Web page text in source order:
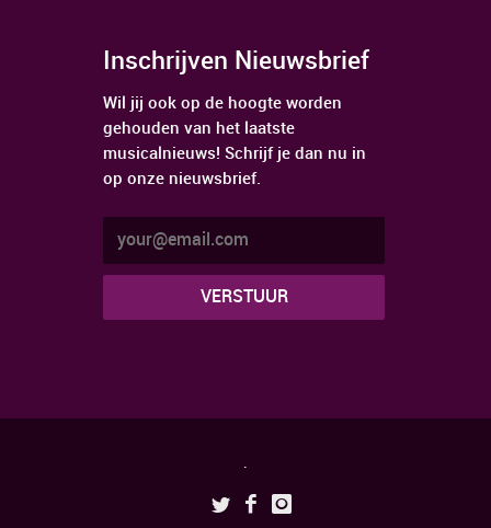
Inschrijven Nieuwsbrief
Wil jij ook op de hoogte worden
gehouden van het laatste
musicalnieuws! Schrijf je dan nu in
op onze nieuwsbrief.
.